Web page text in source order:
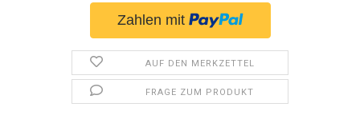
AUF DEN MERKZETTEL
FRAGE ZUM PRODUKT